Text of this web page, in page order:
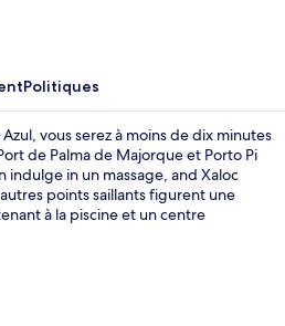
Politiques
vous serez à moins de dix minutes
de Palma de Majorque et Porto Pi
indulge in un massage, and Xaloc
points saillants figurent une
à la piscine et un centre
très prisés par les voyageurs.